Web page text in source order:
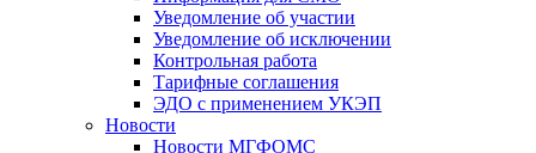
Уведомление об участии
Уведомление об исключении
Контрольная работа
Тарифные соглашения
ЭДО с применением УКЭП
Новости
Новости МГФОМС